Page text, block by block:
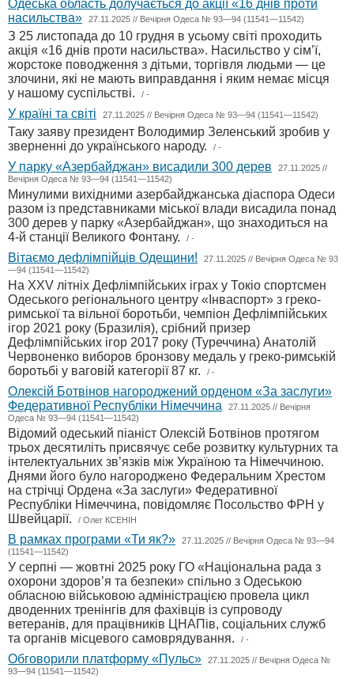
Одеська область долучається до акції «16 днів проти
насильства»
27.11.2025 // Вечірня Одеса № 93—94 (11541—11542)
З 25 листопада до 10 грудня в усьому світі проходить
акція «16 днів проти насильства». Насильство у сім’ї,
жорстоке поводження з дітьми, торгівля людьми — це
злочини, які не мають виправдання і яким немає місця
у нашому суспільстві.
/ -
У країні та світі 27.11.2025 // Вечірня Одеса № 93—94 (11541—11542)
Таку заяву президент Володимир Зеленський зробив у
зверненні до українського народу.
/ -
У парку «Азербайджан» висадили 300 дерев
27.11.2025 //
Вечірня Одеса № 93—94 (11541—11542)
Минулими вихідними азербайджанська діаспора Одеси
разом із представниками міської влади висадила понад
300 дерев у парку «Азербайджан», що знаходиться на
4-й станції Великого Фонтану.
/ -
Вітаємо дефлімпійців Одещини!
27.11.2025 // Вечірня Одеса № 93
—94 (11541—11542)
На XXV літніх Дефлімпійських іграх у Токіо спортсмен
Одеського регіонального центру «Інваспорт» з греко-
римської та вільної боротьби, чемпіон Дефлімпійських
ігор 2021 року (Бразилія), срібний призер
Дефлімпійських ігор 2017 року (Туреччина) Анатолій
Червоненко виборов бронзову медаль у греко-римській
боротьбі у ваговій категорії 87 кг.
/ -
Олексій Ботвінов нагороджений орденом «За заслуги»
Федеративної Республіки Німеччина
27.11.2025 // Вечірня
Одеса № 93—94 (11541—11542)
Відомий одеський піаніст Олексій Ботвінов протягом
трьох десятиліть присвячує себе розвитку культурних та
інтелектуальних зв’язків між Україною та Німеччиною.
Днями його було нагороджено Федеральним Хрестом
на стрічці Ордена «За заслуги» Федеративної
Республіки Німеччина, повідомляє Посольство ФРН у
Швейцарії.
/ Олег КСЕНІН
В рамках програми «Ти як?»
27.11.2025 // Вечірня Одеса № 93—94
(11541—11542)
У серпні — жовтні 2025 року ГО «Національна рада з
охорони здоров’я та безпеки» спільно з Одеською
обласною військовою адміністрацією провела цикл
дводенних тренінгів для фахівців із супроводу
ветеранів, для працівників ЦНАПів, соціальних служб
та органів місцевого самоврядування.
/ -
Обговорили платформу «Пульс»
27.11.2025 // Вечірня Одеса №
93—94 (11541—11542)